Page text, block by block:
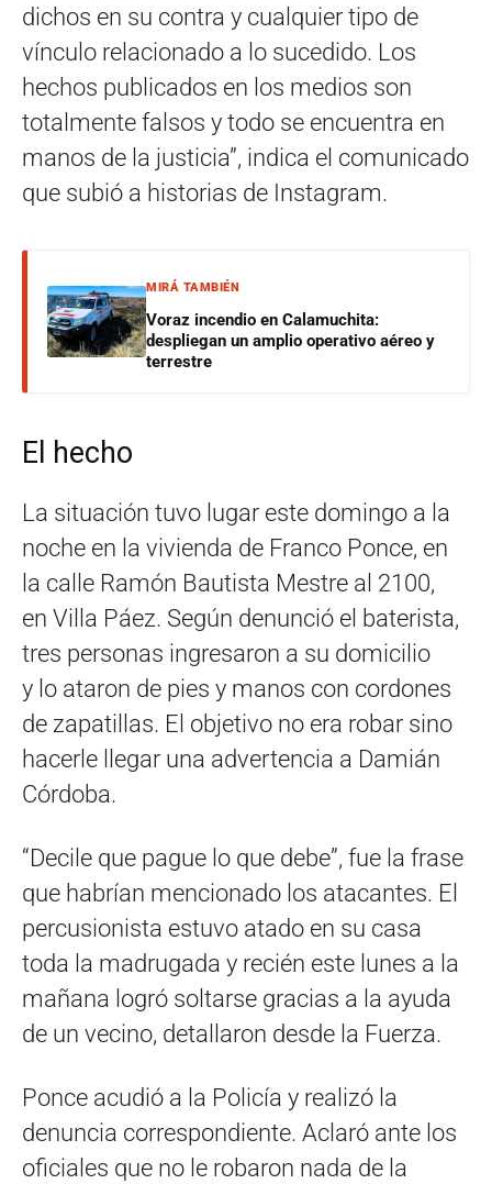
dichos en su contra y cualquier tipo de
vínculo relacionado a lo sucedido. Los
hechos publicados en los medios son
totalmente falsos y todo se encuentra en
manos de la justicia”, indica el comunicado
que subió a historias de Instagram.
MIRÁ TAMBIÉN
Voraz incendio en Calamuchita:
despliegan un amplio operativo aéreo y
terrestre
El hecho
La situación tuvo lugar este domingo a la
noche en la vivienda de Franco Ponce, en
la calle Ramón Bautista Mestre al 2100,
en Villa Páez. Según denunció el baterista,
tres personas ingresaron a su domicilio
y lo ataron de pies y manos con cordones
de zapatillas. El objetivo no era robar sino
hacerle llegar una advertencia a Damián
Córdoba.
“Decile que pague lo que debe”, fue la frase
que habrían mencionado los atacantes. El
percusionista estuvo atado en su casa
toda la madrugada y recién este lunes a la
mañana logró soltarse gracias a la ayuda
de un vecino, detallaron desde la Fuerza.
Ponce acudió a la Policía y realizó la
denuncia correspondiente. Aclaró ante los
oficiales que no le robaron nada de la